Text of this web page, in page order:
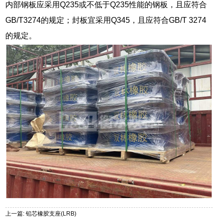
内部钢板应采用Q235或不低于Q235性能的钢板，且应符合
GB/T3274的规定；封板宜采用Q345，且应符合GB/T 3274
的规定。
上一篇: 铅芯橡胶支座(LRB)